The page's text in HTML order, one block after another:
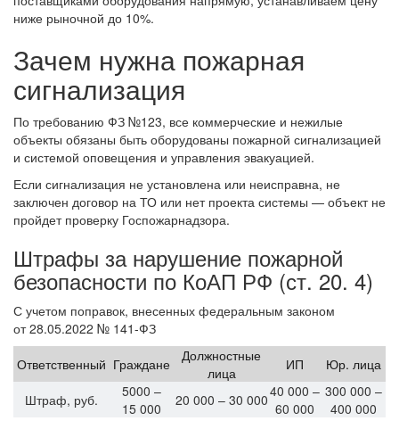
ниже рыночной до 10%.
Зачем нужна пожарная
сигнализация
По требованию ФЗ №123, все коммерческие и нежилые
объекты обязаны быть оборудованы пожарной сигнализацией
и системой оповещения и управления эвакуацией.
Если сигнализация не установлена или неисправна, не
заключен договор на ТО или нет проекта системы — объект не
пройдет проверку Госпожарнадзора.
Штрафы за нарушение пожарной
безопасности по КоАП РФ (ст. 20. 4)
С учетом поправок, внесенных федеральным законом
от 28.05.2022 № 141-ФЗ
Ответственный Граждане
Должностные
лица
ИП
Юр. лица
Штраф, руб.
5000 –
15 000
20 000 – 30 00040 000 –
60 000
300 000 –
400 000